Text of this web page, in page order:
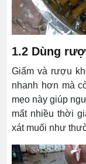
1.2 Dùng
Giấm và rượu
nhanh hơn mà
mẹo này giúp
mất nhiều thời
xát muối như